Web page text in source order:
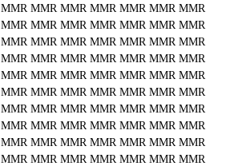
MMR MMR MMR MMR MMR MMR MMR
MMR MMR MMR MMR MMR MMR MMR
MMR MMR MMR MMR MMR MMR MMR
MMR MMR MMR MMR MMR MMR MMR
MMR MMR MMR MMR MMR MMR MMR
MMR MMR MMR MMR MMR MMR MMR
MMR MMR MMR MMR MMR MMR MMR
MMR MMR MMR MMR MMR MMR MMR
MMR MMR MMR MMR MMR MMR MMR
MMR MMR MMR MMR MMR MMR MMR